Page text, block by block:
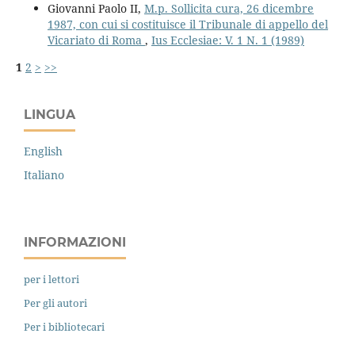
Giovanni Paolo II, M.p. Sollicita cura, 26 dicembre
1987, con cui si costituisce il Tribunale di appello del
Vicariato di Roma , Ius Ecclesiae: V. 1 N. 1 (1989)
1 2 > >>
LINGUA
English
Italiano
INFORMAZIONI
per i lettori
Per gli autori
Per i bibliotecari